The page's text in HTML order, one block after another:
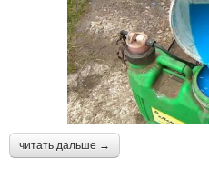
читать дальше →